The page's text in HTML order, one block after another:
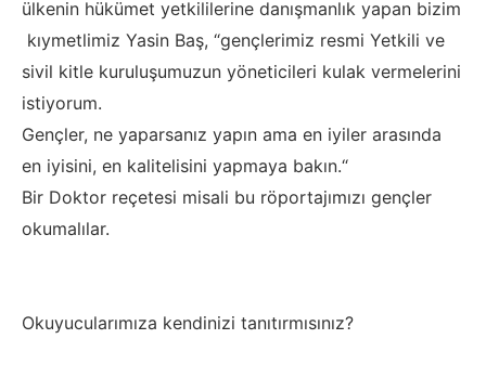
ülkenin hükümet yetkililerine danışmanlık yapan bizim
kıymetlimiz Yasin Baş, “gençlerimiz resmi Yetkili ve
sivil kitle kuruluşumuzun yöneticileri kulak vermelerini
istiyorum.
Gençler, ne yaparsanız yapın ama en iyiler arasında
en iyisini, en kalitelisini yapmaya bakın.“
Bir Doktor reçetesi misali bu röportajımızı gençler
okumalılar.
Okuyucularımıza kendinizi tanıtırmısınız?